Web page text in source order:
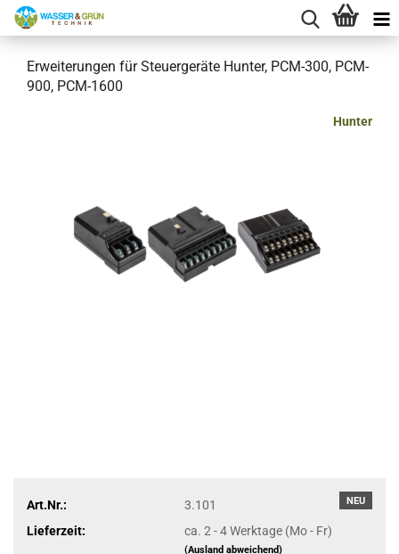
Erweiterungen für Steuergeräte Hunter, PCM-300, PCM-
900, PCM-1600
Hunter
NEU
Art.Nr.:
3.101
Lieferzeit:
ca. 2 - 4 Werktage (Mo - Fr)
(Ausland abweichend)